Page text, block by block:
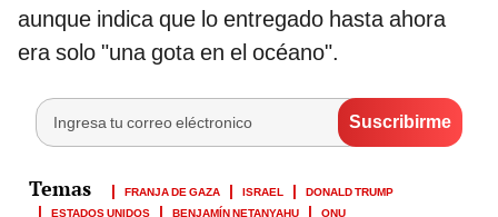
aunque indica que lo entregado hasta ahora
era solo "una gota en el océano".
FRANJA DE GAZA ISRAEL
DONALD TRUMP
ESTADOS UNIDOS
BENJAMÍN NETANYAHU ONU